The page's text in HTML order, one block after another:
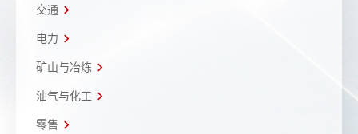
交通
电力
矿山与冶炼
油气与化工
零售